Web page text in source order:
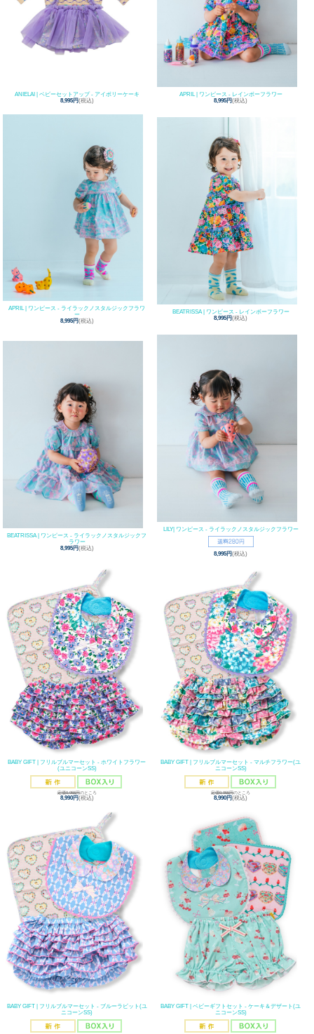
ANIELAI | ベビーセットアップ - アイボリーケーキ
8,995円(税込)
APRIL | ワンピース - レインボーフラワー
8,995円(税込)
APRIL | ワンピース - ライラックノスタルジックフラワ
ー
8,995円(税込)
BEATRISSA | ワンピース - レインボーフラワー
8,995円(税込)
BEATRISSA | ワンピース - ライラックノスタルジックフ
ラワー
8,995円(税込)
LILY| ワンピース - ライラックノスタルジックフラワー
8,995円(税込)
BABY GIFT | フリルブルマーセット - ホワイトフラワー
(ユニコーンSS)
定価9,955円のところ
8,990円(税込)
BABY GIFT | フリルブルマーセット - マルチフラワー(ユ
ニコーンSS)
定価9,955円のところ
8,990円(税込)
BABY GIFT | フリルブルマーセット - ブルーラビット(ユ
ニコーンSS)
BABY GIFT | ベビーギフトセット - ケーキ＆デザート(ユ
ニコーンSS)